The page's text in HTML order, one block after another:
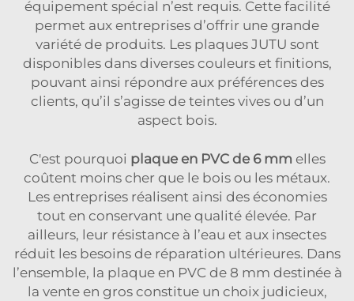
équipement spécial n’est requis. Cette facilité
permet aux entreprises d’offrir une grande
variété de produits. Les plaques JUTU sont
disponibles dans diverses couleurs et finitions,
pouvant ainsi répondre aux préférences des
clients, qu’il s’agisse de teintes vives ou d’un
aspect bois.
C'est pourquoi plaque en PVC de 6 mm elles
coûtent moins cher que le bois ou les métaux.
Les entreprises réalisent ainsi des économies
tout en conservant une qualité élevée. Par
ailleurs, leur résistance à l’eau et aux insectes
réduit les besoins de réparation ultérieures. Dans
l’ensemble, la plaque en PVC de 8 mm destinée à
la vente en gros constitue un choix judicieux,